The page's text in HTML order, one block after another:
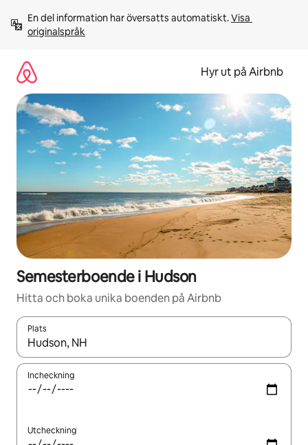
innehåll
En del information har översatts automatiskt. Visa
originalspråk
Hyr ut på Airbnb
Semesterboende i Hudson
Hitta och boka unika boenden på Airbnb
Plats
När resultaten är tillgängliga kan du navigera med upp- och
Incheckning
Utcheckning